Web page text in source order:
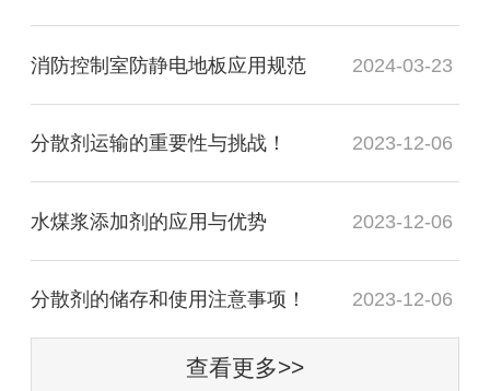
消防控制室防静电地板应用规范 2024-03-23
分散剂运输的重要性与挑战！ 2023-12-06
水煤浆添加剂的应用与优势 2023-12-06
分散剂的储存和使用注意事项！ 2023-12-06
查看更多>>